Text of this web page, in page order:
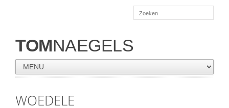
TOMNAEGELS
WOEDELE